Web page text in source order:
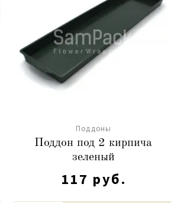
Поддоны
Поддон под 2 кирпича
зеленый
117 руб.